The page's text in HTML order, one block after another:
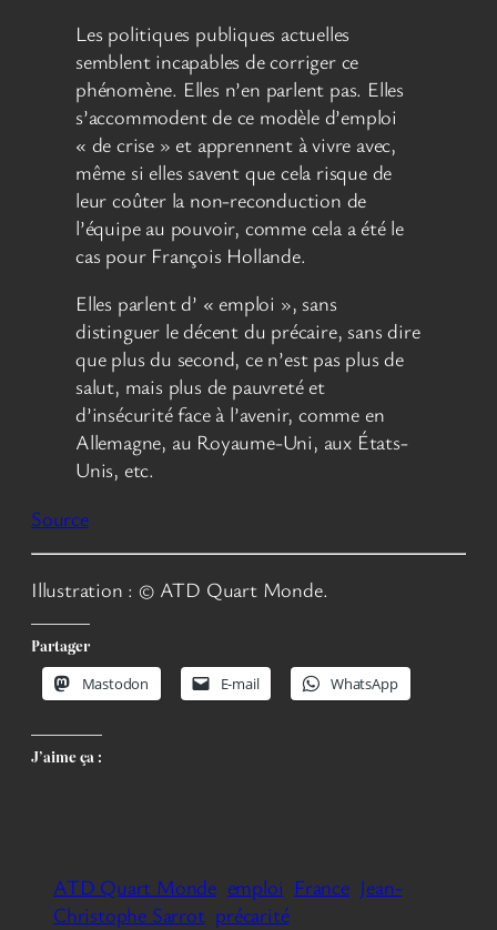
Les politiques publiques actuelles
semblent incapables de corriger ce
phénomène. Elles n’en parlent pas. Elles
s’accommodent de ce modèle d’emploi
« de crise » et apprennent à vivre avec,
même si elles savent que cela risque de
leur coûter la non-reconduction de
l’équipe au pouvoir, comme cela a été le
cas pour François Hollande.
Elles parlent d’ « emploi », sans
distinguer le décent du précaire, sans dire
que plus du second, ce n’est pas plus de
salut, mais plus de pauvreté et
d’insécurité face à l’avenir, comme en
Allemagne, au Royaume-Uni, aux États-
Unis, etc.
Source
Illustration : © ATD Quart Monde.
Partager
Mastodon
E-mail WhatsApp
J’aime ça :
ATD Quart Monde emploi France Jean-
Christophe Sarrot précarité